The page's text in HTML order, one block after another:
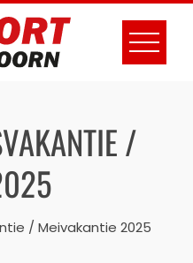
/
/ Meivakantie 2025